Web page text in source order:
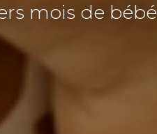
mois de bébé